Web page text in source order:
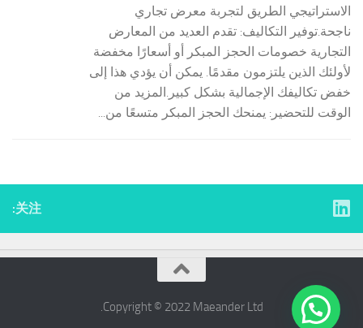
الاستراتيجي الطريق لتجربة معرض تجاري
ناجحة.توفير التكاليف: تقدم العديد من المعارض
التجارية خصومات الحجز المبكر أو أسعارًا مخفضة
لأولئك الذين يلتزمون مقدمًا. يمكن أن يؤدي هذا إلى
خفض تكاليفك الإجمالية بشكل كبير.المزيد من
الوقت للتحضير: يمنحك الحجز المبكر متسعًا من...
关注:
Copyright © 2022 ​Maeander Ltd.